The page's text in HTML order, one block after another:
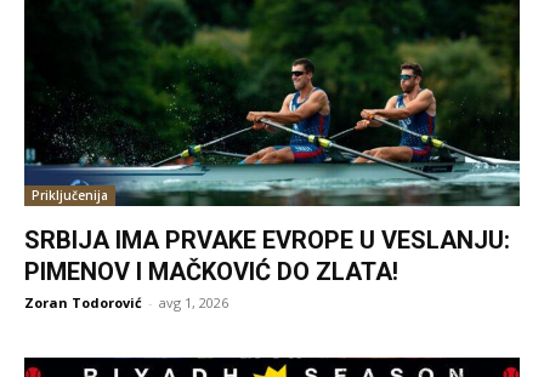
Priključenija
SRBIJA IMA PRVAKE EVROPE U VESLANJU:
PIMENOV I MAČKOVIĆ DO ZLATA!
Zoran Todorović - avg 1, 2026